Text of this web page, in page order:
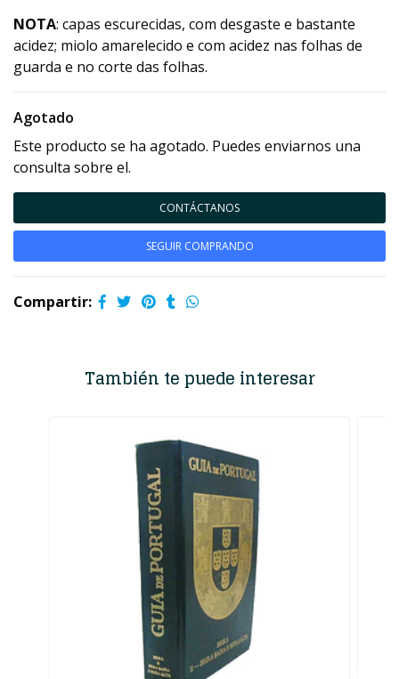
NOTA: capas escurecidas, com desgaste e bastante
acidez; miolo amarelecido e com acidez nas folhas de
guarda e no corte das folhas.
Agotado
Este producto se ha agotado. Puedes enviarnos una
consulta sobre el.
CONTÁCTANOS
SEGUIR COMPRANDO
Compartir:
También te puede interesar